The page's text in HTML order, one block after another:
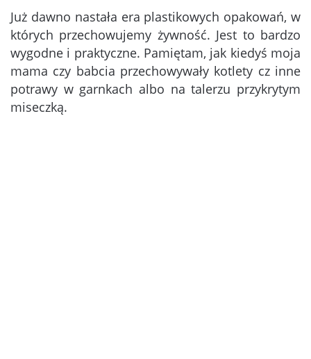
Już dawno nastała era plastikowych opakowań, w
których przechowujemy żywność. Jest to bardzo
wygodne i praktyczne. Pamiętam, jak kiedyś moja
mama czy babcia przechowywały kotlety cz inne
potrawy w garnkach albo na talerzu przykrytym
miseczką.